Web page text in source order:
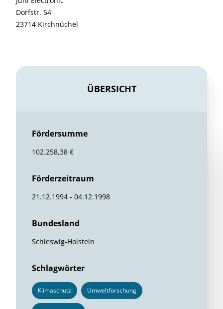
Dorfstr. 54
23714 Kirchnüchel
ÜBERSICHT
Fördersumme
102.258,38 €
Förderzeitraum
21.12.1994 - 04.12.1998
Bundesland
Schleswig-Holstein
Schlagwörter
Klimaschutz Umweltforschung